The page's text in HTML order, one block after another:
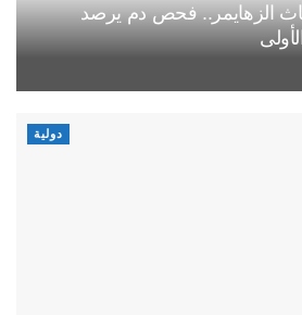
الزهايمر.. فحص دم يرصد
دولية